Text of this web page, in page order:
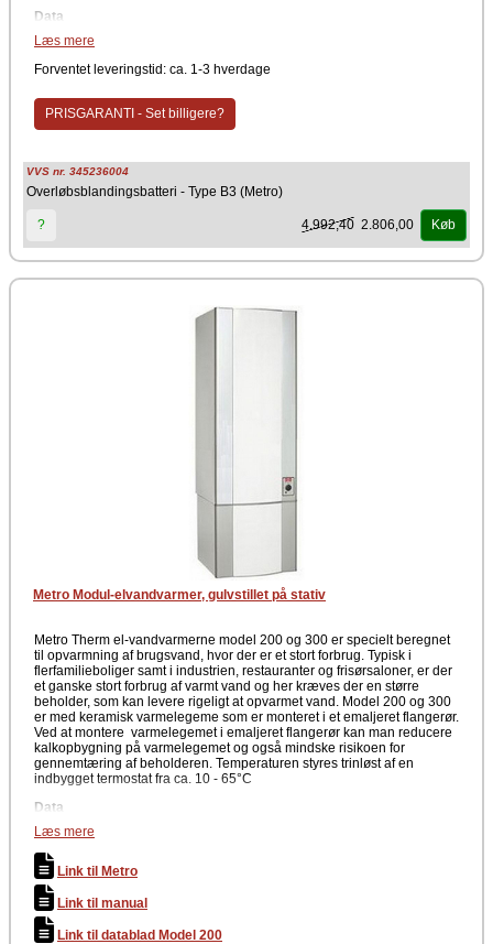
Data
2 Greb
Type B3
Krom
Metro Therm
Læs mere
Forventet leveringstid: ca. 1-3 hverdage
PRISGARANTI - Set billigere?
VVS nr. 345236004
Overløbsblandingsbatteri - Type B3 (Metro)
? 4.992,40 2.806,00 Køb
Metro Modul-elvandvarmer, gulvstillet på stativ
Metro Therm el-vandvarmerne model 200 og 300 er specielt beregnet
til opvarmning af brugsvand, hvor der er et stort forbrug. Typisk i
flerfamilieboliger samt i industrien, restauranter og frisørsaloner, er der
et ganske stort forbrug af varmt vand og her kræves der en større
beholder, som kan levere rigeligt at opvarmet vand. Model 200 og 300
er med keramisk varmelegeme som er monteret i et emaljeret flangerør.
Ved at montere varmelegemet i emaljeret flangerør kan man reducere
kalkopbygning på varmelegemet og også mindske risikoen for
gennemtæring af beholderen. Temperaturen styres trinløst af en
indbygget termostat fra ca. 10 - 65°C
Data
Elvandvarmer model 200 & 300
Trinløs styring af temperatur (Indbygget termostat)
Modeller
Metro Elvandvarmer Model 200 - Type 2002, 65C
Læs mere
Link til Metro
Link til manual
Link til datablad Model 200